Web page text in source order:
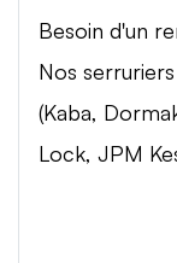
Besoin d'un
Nos
(Kaba,
Lock, JPM